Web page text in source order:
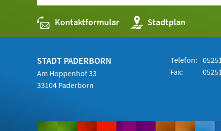
Kontaktformular Stadtplan
(Öffnet
in
einem
STADT PADERBORN
Am Hoppenhof 33
33104 Paderborn
Telefon:
Fax: